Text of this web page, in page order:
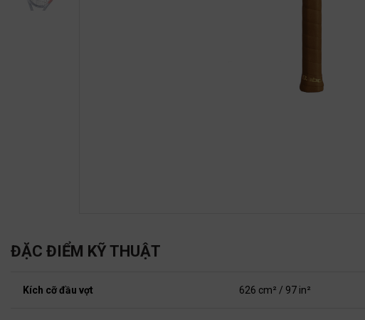
ĐẶC ĐIỂM KỸ THUẬT
Kích cỡ đầu vợt 626 cm² / 97 in²